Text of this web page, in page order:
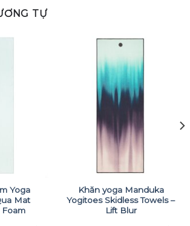
TỰ
Yoga
Mat
Foam
Khăn yoga Manduka
Yogitoes Skidless Towels –
Lift Blur